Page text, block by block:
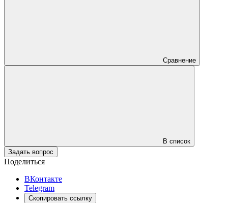
Сравнение
В список
Задать вопрос
Поделиться
ВКонтакте
Telegram
Скопировать ссылку